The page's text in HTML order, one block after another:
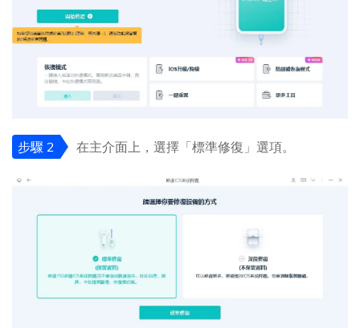
步驟 2 在主介面上，選擇「標準修復」選項。